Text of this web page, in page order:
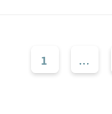
1 ...